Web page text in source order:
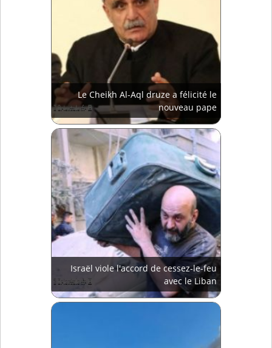
Le Cheikh Al-Aql druze a félicité le
nouveau pape
Israël viole l'accord de cessez-le-feu
avec le Liban